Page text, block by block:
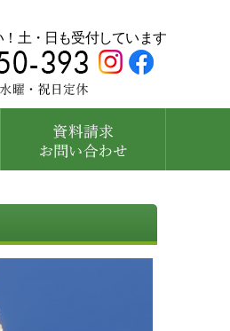
土・日も受付しています